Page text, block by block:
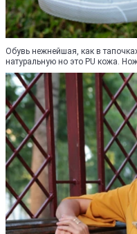
Обувь нежнейшая, как в
натуральную но это PU кожа.